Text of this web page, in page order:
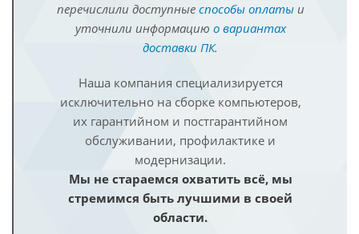
перечислили доступные способы оплатыи
уточнили информацию о вариантах
доставки ПК.
Наша компания специализируется
исключительно на сборке компьютеров,
их гарантийном и постгарантийном
обслуживании, профилактике и
модернизации.
Мы не стараемся охватить всё, мы
стремимся быть лучшими в своей
области.